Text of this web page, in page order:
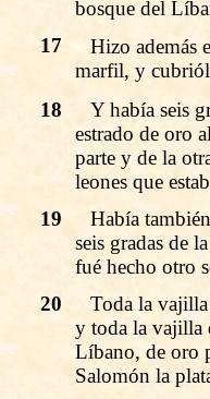
bosque del
17
Hizo además
marfil, y
18
Y había seis
estrado de oro
parte y de la
leones que
19
Había
seis gradas de
fué hecho otro
20
Toda la
y toda la vajilla
Líbano, de oro
Salomón la